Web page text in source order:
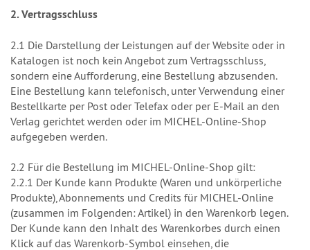
2. Vertragsschluss
2.1 Die Darstellung der Leistungen auf der Website oder in
Katalogen ist noch kein Angebot zum Vertragsschluss,
sondern eine Aufforderung, eine Bestellung abzusenden.
Eine Bestellung kann telefonisch, unter Verwendung einer
Bestellkarte per Post oder Telefax oder per E-Mail an den
Verlag gerichtet werden oder im MICHEL-Online-Shop
aufgegeben werden.
2.2 Für die Bestellung im MICHEL-Online-Shop gilt:
2.2.1 Der Kunde kann Produkte (Waren und unkörperliche
Produkte), Abonnements und Credits für MICHEL-Online
(zusammen im Folgenden: Artikel) in den Warenkorb legen.
Der Kunde kann den Inhalt des Warenkorbes durch einen
Klick auf das Warenkorb-Symbol einsehen, die